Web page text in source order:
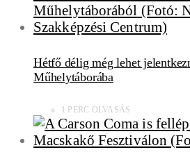
Hétfő délig még lehet
Műhelytáborába
1 PERC OLVASÁS